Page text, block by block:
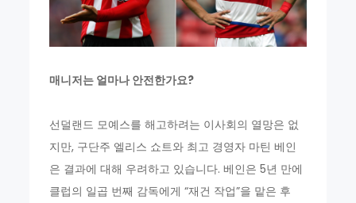
매니저는 얼마나 안전한가요?
선덜랜드 모예스를 해고하려는 이사회의 열망은 없
지만, 구단주 엘리스 쇼트와 최고 경영자 마틴 베인
은 결과에 대해 우려하고 있습니다. 베인은 5년 만에
클럽의 일곱 번째 감독에게 “재건 작업”을 맡은 후